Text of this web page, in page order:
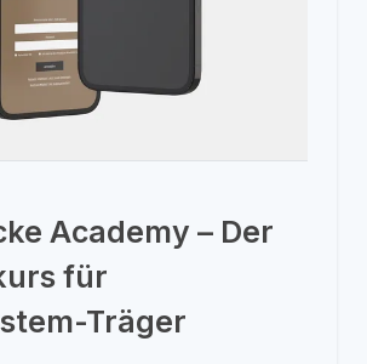
Academy – Der
für
Träger